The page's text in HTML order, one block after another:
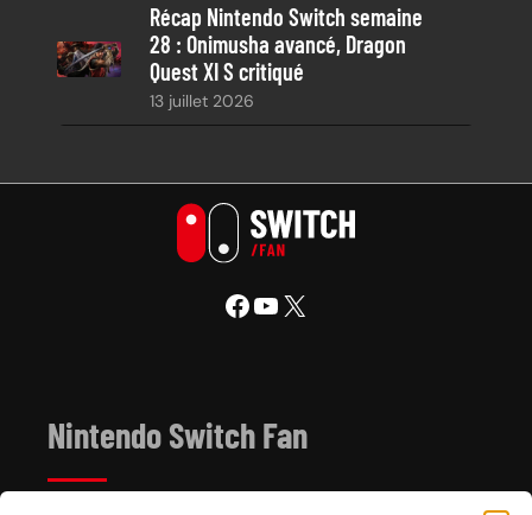
Récap Nintendo Switch semaine
28 : Onimusha avancé, Dragon
Quest XI S critiqué
13 juillet 2026
Facebook YouTube X
Nintendo Switch Fan